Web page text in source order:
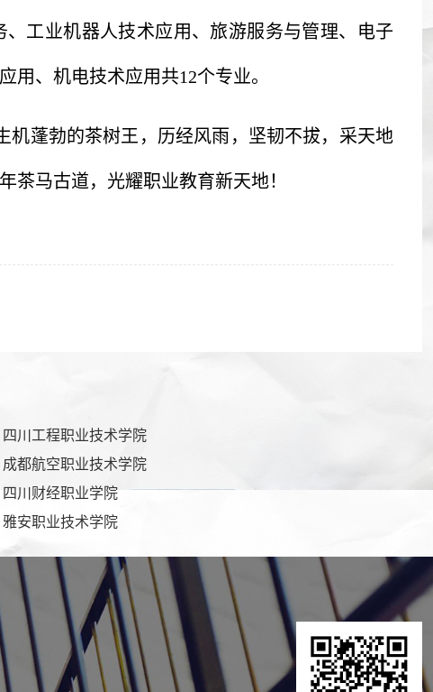
工业机器人技术应用、旅游服务与管理、电子
用、机电技术应用共12个专业。
机蓬勃的茶树王，历经风雨，坚韧不拔，采天地
茶马古道，光耀职业教育新天地！
四川工程职业技术学院
成都航空职业技术学院
四川财经职业学院
雅安职业技术学院